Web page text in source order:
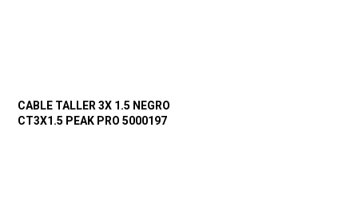
CABLE TALLER 3X 1.5 NEGRO
CT3X1.5 PEAK PRO 5000197